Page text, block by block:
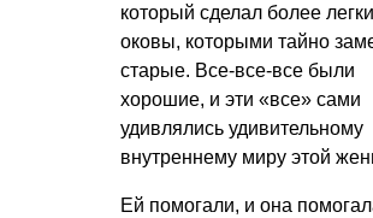
который сделал более
оковы, которыми тайно
старые. Все-все-все были
хорошие, и эти «все» сами
удивлялись удивительному
внутреннему миру этой
Ей помогали, и она